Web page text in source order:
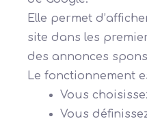
Elle permet
site dans les
des annonces
Le fonctionnement
Vous
Vous